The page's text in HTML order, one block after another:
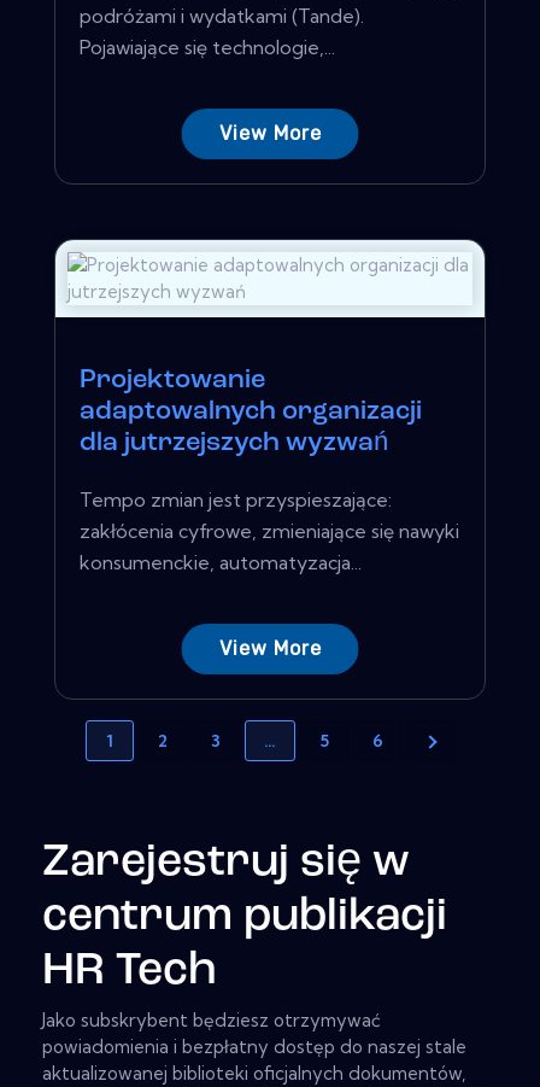
podróżami i wydatkami (Tande).
Pojawiające się technologie,...
View More
Projektowanie
adaptowalnych organizacji
dla jutrzejszych wyzwań
Tempo zmian jest przyspieszające:
zakłócenia cyfrowe, zmieniające się nawyki
konsumenckie, automatyzacja...
View More
1 2 3 … 5 6
Zarejestruj się w
centrum publikacji
HR Tech
Jako subskrybent będziesz otrzymywać
powiadomienia i bezpłatny dostęp do naszej stale
aktualizowanej biblioteki oficjalnych dokumentów,